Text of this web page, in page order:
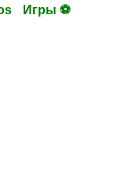
Игры ⚽